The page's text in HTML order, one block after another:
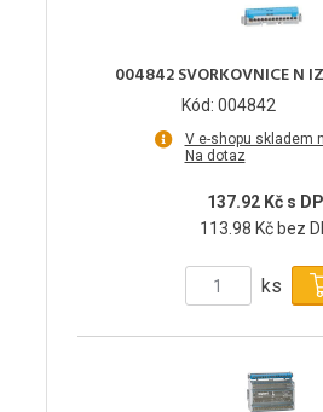
004842 SVORKOVNICE N
Kód: 004842
V e-shopu skladem
Na dotaz
137.92 Kč s
113.98 Kč bez
ks